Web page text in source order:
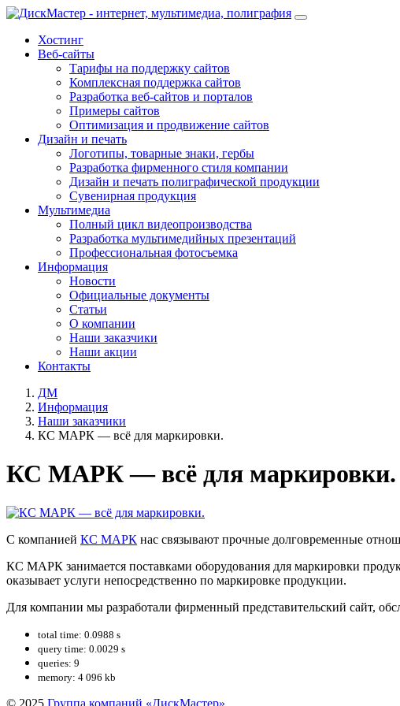
Хостинг
Веб-сайты
Тарифы на поддержку сайтов
Комплексная поддержка сайтов
Разработка веб-сайтов и порталов
Примеры сайтов
Оптимизация и продвижение сайтов
Дизайн и печать
Логотипы, товарные знаки, гербы
Разработка фирменного стиля компании
Дизайн и печать полиграфической продукции
Сувенирная продукция
Мультимедиа
Полный цикл видеопроизводства
Разработка мультимедийных презентаций
Профессиональная фотосъемка
Информация
Новости
Официальные документы
Статьи
О компании
Наши заказчики
Наши акции
Контакты
ДМ
Информация
Наши заказчики
КС МАРК — всё для маркировки.
КС МАРК — всё для маркировки.
C компанией КС МАРК нас связывают прочные долговременные
КС МАРК занимается поставками оборудования для маркировки
оказывает услуги непосредственно по маркировке продукции.
Для компании мы разработали фирменный представительский сайт,
total time: 0.0988 s
query time: 0.0029 s
queries: 9
memory: 4 096 kb
© 2025 Группа компаний «ДискМастер»